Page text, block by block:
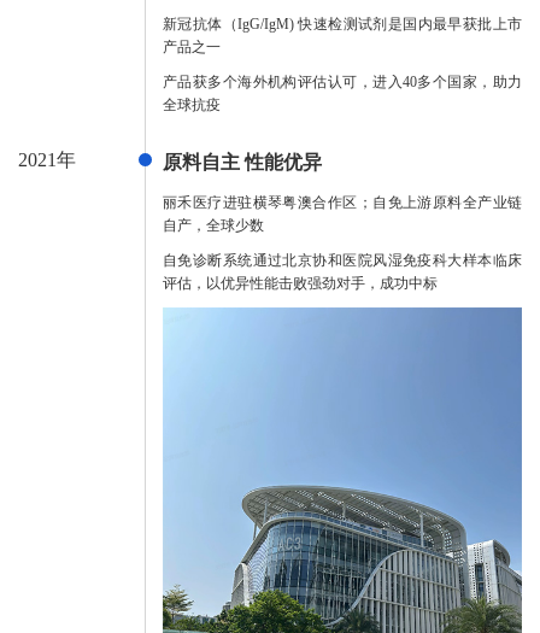
新冠抗体（IgG/IgM) 快速检测试剂是国内最早获批上市
产品之一
产品获多个海外机构评估认可，进入40多个国家，助力
全球抗疫
2021年 原料自主 性能优异
丽禾医疗进驻横琴粤澳合作区；自免上游原料全产业链
自产，全球少数
自免诊断系统通过北京协和医院风湿免疫科大样本临床
评估，以优异性能击败强劲对手，成功中标